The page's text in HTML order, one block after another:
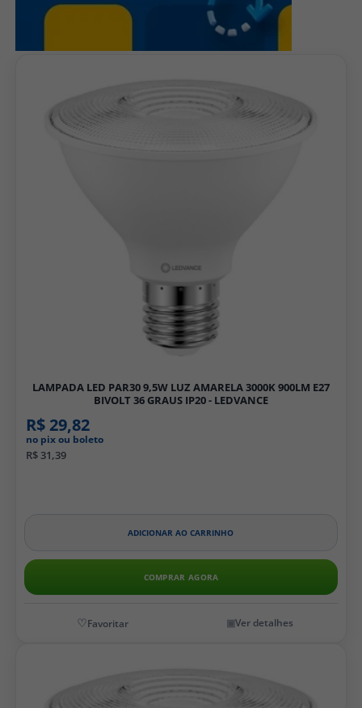
LAMPADA LED PAR30 9,5W LUZ AMARELA 3000K 900LM E27
BIVOLT 36 GRAUS IP20 - LEDVANCE
R$ 29,82
no pix ou boleto
R$ 31,39
ADICIONAR AO CARRINHO
COMPRAR AGORA
Ver detalhes